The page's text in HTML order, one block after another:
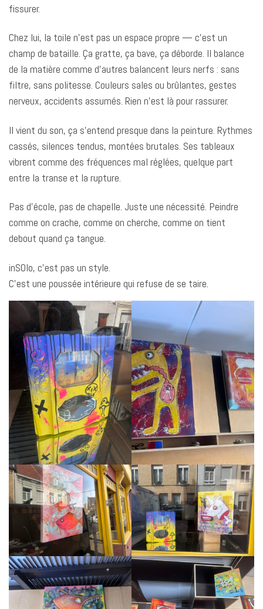
fissurer.
Chez lui, la toile n’est pas un espace propre — c’est un
champ de bataille. Ça gratte, ça bave, ça déborde. Il balance
de la matière comme d’autres balancent leurs nerfs : sans
filtre, sans politesse. Couleurs sales ou brûlantes, gestes
nerveux, accidents assumés. Rien n’est là pour rassurer.
Il vient du son, ça s’entend presque dans la peinture. Rythmes
cassés, silences tendus, montées brutales. Ses tableaux
vibrent comme des fréquences mal réglées, quelque part
entre la transe et la rupture.
Pas d’école, pas de chapelle. Juste une nécessité. Peindre
comme on crache, comme on cherche, comme on tient
debout quand ça tangue.
inSOlo, c’est pas un style.
C’est une poussée intérieure qui refuse de se taire.